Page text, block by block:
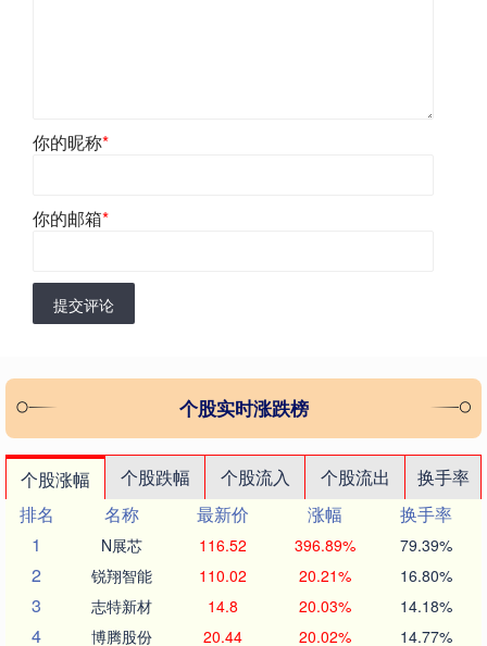
你的昵称*
你的邮箱*
提交评论
个股实时涨跌榜
个股涨幅 个股跌幅 个股流入 个股流出
换手率
排名
名称 最新价 涨幅
换手率
1
N展芯 116.52 396.89% 79.39%
2 锐翔智能 110.02 20.21% 16.80%
3 志特新材 14.8 20.03% 14.18%
4 博腾股份 20.44 20.02% 14.77%